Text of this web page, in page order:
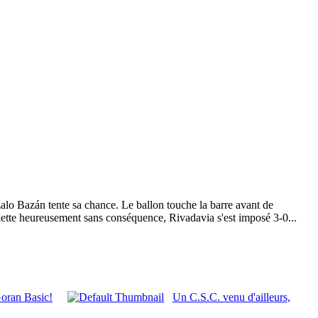
Bazán tente sa chance. Le ballon touche la barre avant de
heureusement sans conséquence, Rivadavia s'est imposé 3-0...
Basic!
Un C.S.C. venu d'ailleurs,